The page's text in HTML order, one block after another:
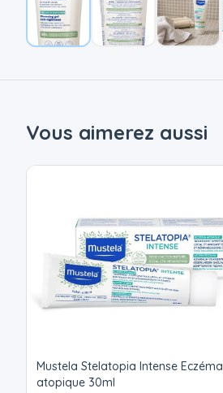
Vous aimerez aussi
Mustela Stelatopia Intense Eczéma
atopique 30ml